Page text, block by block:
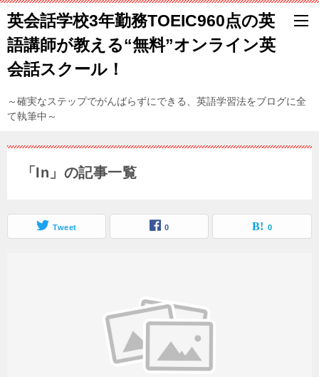
英会話学校3年勤務TOEIC960点の英
語講師が教える“無料”オンライン英
会話スクール！
～確実なステップでがんばらずにできる、英語学習法をブログに全
て執筆中～
「In」の記事一覧
Tweet 0 0